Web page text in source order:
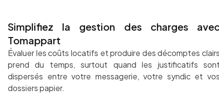
Simplifiez la gestion des charges
Tomappart
Évaluer les coûts locatifs et produire des décomptes
prend du temps, surtout quand les justificatifs
dispersés entre votre messagerie, votre syndic et
dossiers papier.